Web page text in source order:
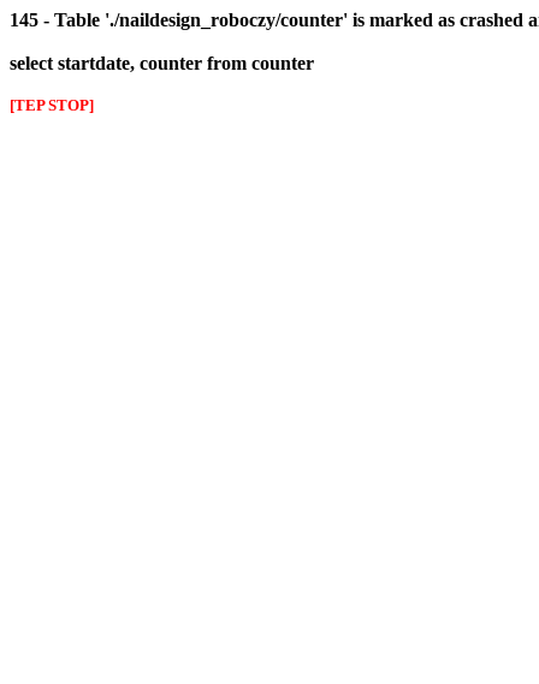
145 - Table './naildesign_roboczy/counter' is marked as crashed
select startdate, counter from counter
[TEP STOP]